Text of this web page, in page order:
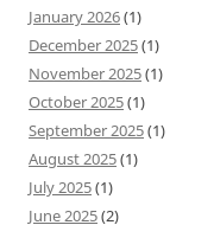
January 2026(1)
December 2025(1)
November 2025(1)
October 2025(1)
September 2025(1)
August 2025(1)
July 2025(1)
June 2025(2)